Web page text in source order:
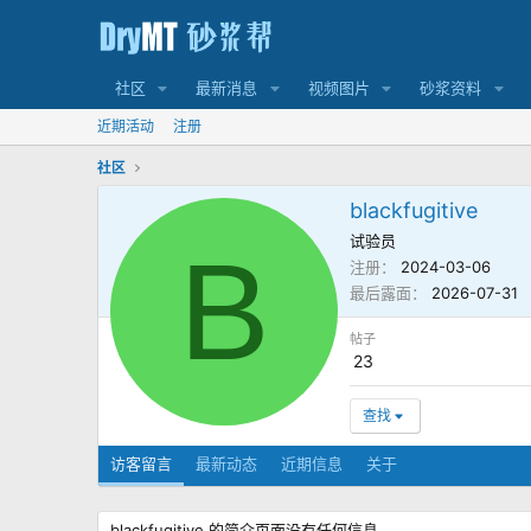
社区 最新消息 视频图片 砂浆资料
近期活动 注册
社区
B
blackfugitive
试验员
注册
2024-03-06
最后露面
2026-07-31
帖子
23
查找
访客留言 最新动态 近期信息 关于